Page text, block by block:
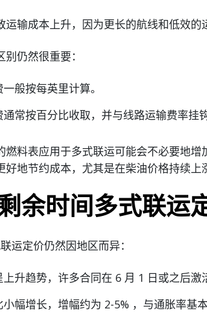
输成本上升，因为更长的航线和低效的
仍然很重要：
般按每英里计算。
常按百分比收取，并与线路运输费率挂钩
燃料表应用于多式联运可能会不必要地
地节约成本，尤其是在柴油价格持续上
余时间多式联运
运定价仍然因地区而异：
升趋势，许多合同在 6 月 1 日或之后激
幅增长，增幅约为 2-5% ，与通胀率基